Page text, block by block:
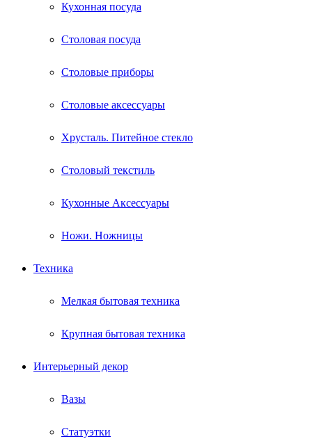
Кухонная посуда
Столовая посуда
Столовые приборы
Столовые аксессуары
Хрусталь. Питейное стекло
Столовый текстиль
Кухонные Аксессуары
Ножи. Ножницы
Техника
Мелкая бытовая техника
Крупная бытовая техника
Интерьерный декор
Вазы
Статуэтки